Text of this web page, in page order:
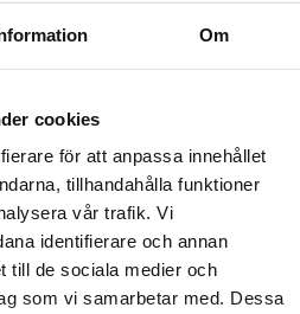
Om
cookies
för att anpassa innehållet
tillhandahålla funktioner
vår trafik. Vi
identifierare och annan
till de sociala medier och
som vi samarbetar med. Dessa
fraktregion